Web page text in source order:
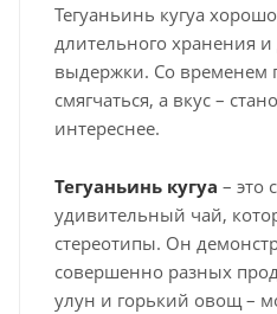
Тегуаньинь кугуа
длительного хранения
выдержки. Со временем
смягчаться, а вкус –
интереснее.
Тегуаньинь кугуа – это
удивительный чай,
стереотипы. Он
совершенно разных
улун и горький овощ –